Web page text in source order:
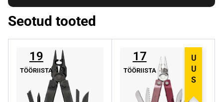
Seotud tooted
19
TÖÖRIISTA UUS
17
TÖÖRIISTA